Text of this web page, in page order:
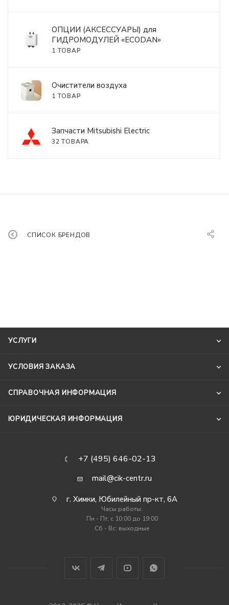
ОПЦИИ (АКСЕССУАРЫ) для
ГИДРОМОДУЛЕЙ «ECODAN»
1 ТОВАР
Очистители воздуха
1 ТОВАР
Запчасти Mitsubishi Electric
32 ТОВАРА
СПИСОК БРЕНДОВ
УСЛУГИ
УСЛОВИЯ ЗАКАЗА
СПРАВОЧНАЯ ИНФОРМАЦИЯ
ЮРИДИЧЕСКАЯ ИНФОРМАЦИЯ
+7 (495) 646-02-13
mail@cik-centr.ru
г. Химки, Юбилейный пр-кт, 6А
Часы работы:
Пн - Пт: c 10:00 до 19:00
Сб - Вс: выходные